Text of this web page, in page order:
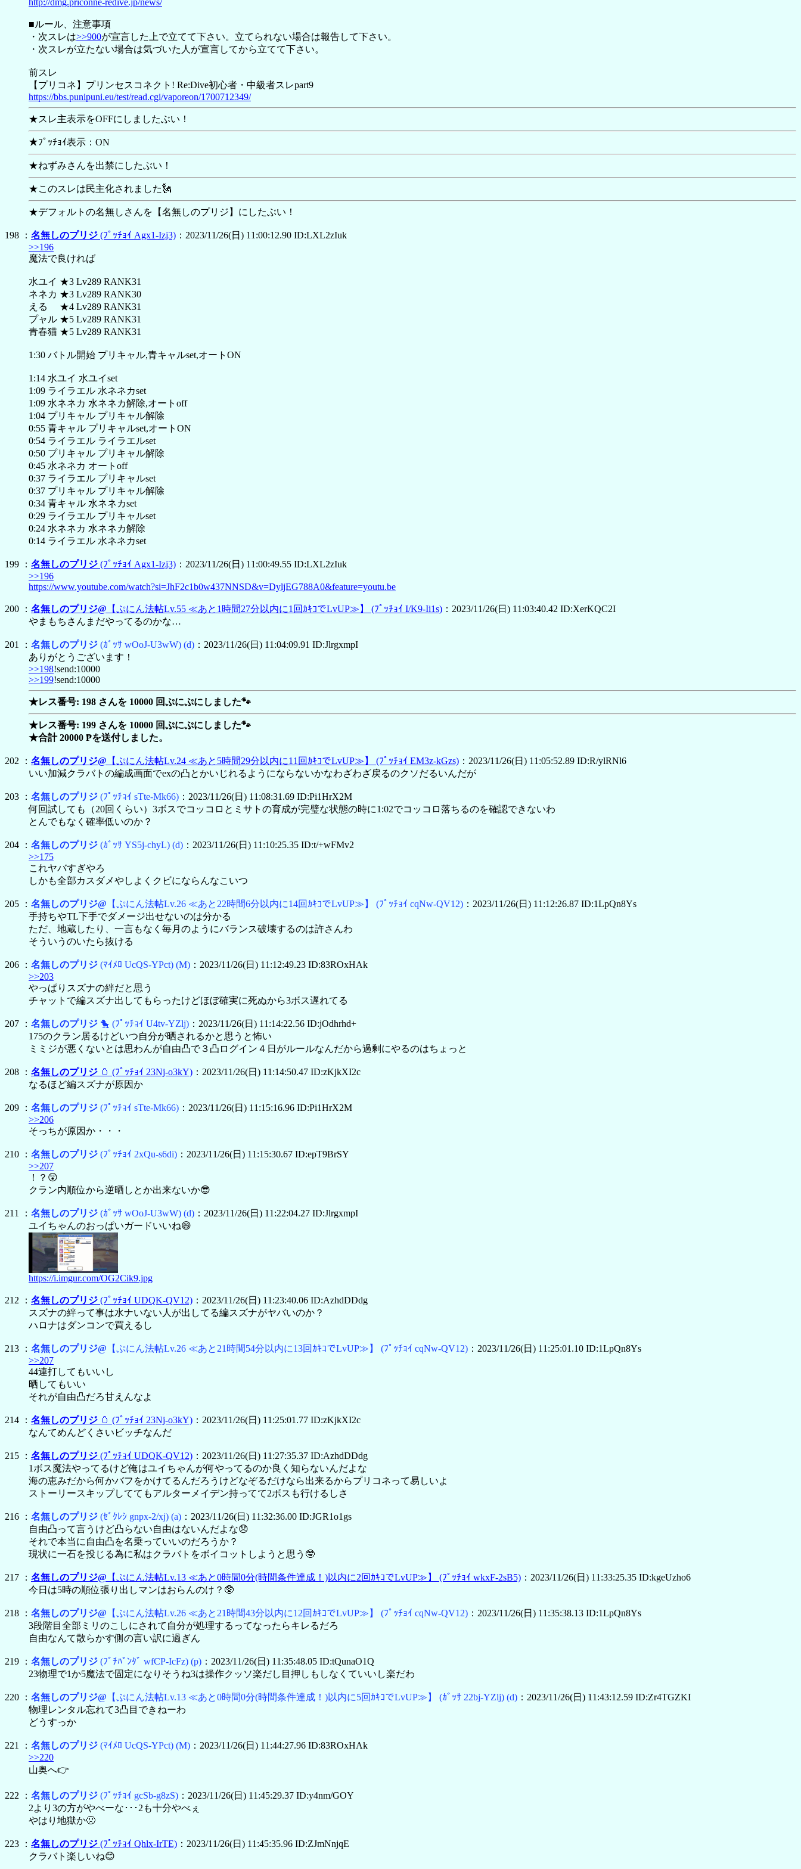
http://dmg.priconne-redive.jp/news/
■ルール、注意事項
・次スレは>>900が宣言した上で立てて下さい。立てられない場合は報告して下さい。
・次スレが立たない場合は気づいた人が宣言してから立てて下さい。
前スレ
【プリコネ】プリンセスコネクト! Re:Dive初心者・中級者スレpart9
https://bbs.punipuni.eu/test/read.cgi/vaporeon/1700712349/
★スレ主表示をOFFにしましたぶい！
★ﾌﾟｯﾁｮｲ表示：ON
★ねずみさんを出禁にしたぶい！
★このスレは民主化されました🗽
★デフォルトの名無しさんを【名無しのプリジ】にしたぶい！
198 ： 名無しのプリジ (ﾌﾟｯﾁｮｲ Agx1-Izj3) ：2023/11/26(日) 11:00:12.90 ID:LXL2zIuk
>>196
魔法で良ければ
水ユイ ★3 Lv289 RANK31
ネネカ ★3 Lv289 RANK30
える ★4 Lv289 RANK31
プャル ★5 Lv289 RANK31
青春猫 ★5 Lv289 RANK31
1:30 バトル開始 プリキャル,青キャルset,オートON
1:14 水ユイ 水ユイset
1:09 ライラエル 水ネネカset
1:09 水ネネカ 水ネネカ解除,オートoff
1:04 プリキャル プリキャル解除
0:55 青キャル プリキャルset,オートON
0:54 ライラエル ライラエルset
0:50 プリキャル プリキャル解除
0:45 水ネネカ オートoff
0:37 ライラエル プリキャルset
0:37 プリキャル プリキャル解除
0:34 青キャル 水ネネカset
0:29 ライラエル プリキャルset
0:24 水ネネカ 水ネネカ解除
0:14 ライラエル 水ネネカset
199 ： 名無しのプリジ (ﾌﾟｯﾁｮｲ Agx1-Izj3) ：2023/11/26(日) 11:00:49.55 ID:LXL2zIuk
>>196
https://www.youtube.com/watch?si=JhF2c1b0w437NNSD&v=DyljEG788A0&feature=youtu.be
200 ： 名無しのプリジ@ 【ぷにん法帖Lv.55 ≪あと1時間27分以内に1回ｶｷｺでLvUP≫】 (ﾌﾟｯﾁｮｲ I/K9-Ii1s) ：2023/11/26(日) 11:03:40.42 ID:XerKQC2I
やまもちさんまだやってるのかな…
201 ： 名無しのプリジ (ｶﾞｯｻ wOoJ-U3wW) (d) ：2023/11/26(日) 11:04:09.91 ID:JlrgxmpI
ありがとうございます！
>>198!send:10000
>>199!send:10000
★レス番号: 198 さんを 10000 回ぷにぷにしました🐾
★レス番号: 199 さんを 10000 回ぷにぷにしました🐾
★合計 20000 ₱を送付しました。
202 ： 名無しのプリジ@ 【ぷにん法帖Lv.24 ≪あと5時間29分以内に11回ｶｷｺでLvUP≫】 (ﾌﾟｯﾁｮｲ EM3z-kGzs) ：2023/11/26(日) 11:05:52.89 ID:R/ylRNl6
いい加減クラバトの編成画面でexの凸とかいじれるようにならないかなわざわざ戻るのクソだるいんだが
203 ： 名無しのプリジ (ﾌﾟｯﾁｮｲ sTte-Mk66) ：2023/11/26(日) 11:08:31.69 ID:Pi1HrX2M
何回試しても（20回くらい）3ボスでコッコロとミサトの育成が完璧な状態の時に1:02でコッコロ落ちるのを確認できないわ
とんでもなく確率低いのか？
204 ： 名無しのプリジ (ｶﾞｯｻ YS5j-chyL) (d) ：2023/11/26(日) 11:10:25.35 ID:t/+wFMv2
>>175
これヤバすぎやろ
しかも全部カスダメやしよくクビにならんなこいつ
205 ： 名無しのプリジ@ 【ぷにん法帖Lv.26 ≪あと22時間6分以内に14回ｶｷｺでLvUP≫】 (ﾌﾟｯﾁｮｲ cqNw-QV12) ：2023/11/26(日) 11:12:26.87 ID:1LpQn8Ys
手持ちやTL下手でダメージ出せないのは分かる
ただ、地蔵したり、一言もなく毎月のようにバランス破壊するのは許さんわ
そういうのいたら抜ける
206 ： 名無しのプリジ (ﾏｲﾒﾛ UcQS-YPct) (M) ：2023/11/26(日) 11:12:49.23 ID:83ROxHAk
>>203
やっぱりスズナの絆だと思う
チャットで編スズナ出してもらったけどほぼ確実に死ぬから3ボス遅れてる
207 ： 名無しのプリジ 🐤 (ﾌﾟｯﾁｮｲ U4tv-YZlj) ：2023/11/26(日) 11:14:22.56 ID:jOdhrhd+
175のクラン居るけどいつ自分が晒されるかと思うと怖い
ミミジが悪くないとは思わんが自由凸で３凸ログイン４日がルールなんだから過剰にやるのはちょっと
208 ： 名無しのプリジ 🥚 (ﾌﾟｯﾁｮｲ 23Nj-o3kY) ：2023/11/26(日) 11:14:50.47 ID:zKjkXI2c
なるほど編スズナが原因か
209 ： 名無しのプリジ (ﾌﾟｯﾁｮｲ sTte-Mk66) ：2023/11/26(日) 11:15:16.96 ID:Pi1HrX2M
>>206
そっちが原因か・・・
210 ： 名無しのプリジ (ﾌﾟｯﾁｮｲ 2xQu-s6di) ：2023/11/26(日) 11:15:30.67 ID:epT9BrSY
>>207
！？😲
クラン内順位から逆晒しとか出来ないか😎
211 ： 名無しのプリジ (ｶﾞｯｻ wOoJ-U3wW) (d) ：2023/11/26(日) 11:22:04.27 ID:JlrgxmpI
ユイちゃんのおっぱいガードいいね😄
https://i.imgur.com/OG2Cik9.jpg
212 ： 名無しのプリジ (ﾌﾟｯﾁｮｲ UDQK-QV12) ：2023/11/26(日) 11:23:40.06 ID:AzhdDDdg
スズナの絆って事は水ナいない人が出してる編スズナがヤバいのか？
ハロナはダンコンで買えるし
213 ： 名無しのプリジ@ 【ぷにん法帖Lv.26 ≪あと21時間54分以内に13回ｶｷｺでLvUP≫】 (ﾌﾟｯﾁｮｲ cqNw-QV12) ：2023/11/26(日) 11:25:01.10 ID:1LpQn8Ys
>>207
44連打してもいいし
晒してもいい
それが自由凸だろ甘えんなよ
214 ： 名無しのプリジ 🥚 (ﾌﾟｯﾁｮｲ 23Nj-o3kY) ：2023/11/26(日) 11:25:01.77 ID:zKjkXI2c
なんてめんどくさいビッチなんだ
215 ： 名無しのプリジ (ﾌﾟｯﾁｮｲ UDQK-QV12) ：2023/11/26(日) 11:27:35.37 ID:AzhdDDdg
1ボス魔法やってるけど俺はユイちゃんが何やってるのか良く知らないんだよな
海の恵みだから何かバフをかけてるんだろうけどなぞるだけなら出来るからプリコネって易しいよ
ストーリースキップしててもアルターメイデン持ってて2ボスも行けるしさ
216 ： 名無しのプリジ (ｾﾞｸﾚｼ gnpx-2/xj) (a) ：2023/11/26(日) 11:32:36.00 ID:JGR1o1gs
自由凸って言うけど凸らない自由はないんだよな😞
それで本当に自由凸を名乗っていいのだろうか？
現状に一石を投じる為に私はクラバトをボイコットしようと思う🤓
217 ： 名無しのプリジ@ 【ぷにん法帖Lv.13 ≪あと0時間0分(時間条件達成！)以内に2回ｶｷｺでLvUP≫】 (ﾌﾟｯﾁｮｲ wkxF-2sB5) ：2023/11/26(日) 11:33:25.35 ID:kgeUzho6
今日は5時の順位張り出しマンはおらんのけ？🥸
218 ： 名無しのプリジ@ 【ぷにん法帖Lv.26 ≪あと21時間43分以内に12回ｶｷｺでLvUP≫】 (ﾌﾟｯﾁｮｲ cqNw-QV12) ：2023/11/26(日) 11:35:38.13 ID:1LpQn8Ys
3段階目全部ミリのこしにされて自分が処理するってなったらキレるだろ
自由なんて散らかす側の言い訳に過ぎん
219 ： 名無しのプリジ (ﾌﾞﾁﾊﾟﾝﾀﾞ wfCP-IcFz) (p) ：2023/11/26(日) 11:35:48.05 ID:tQunaO1Q
23物理で1か5魔法で固定になりそうね3は操作クッソ楽だし目押しもしなくていいし楽だわ
220 ： 名無しのプリジ@ 【ぷにん法帖Lv.13 ≪あと0時間0分(時間条件達成！)以内に5回ｶｷｺでLvUP≫】 (ｶﾞｯｻ 22bj-YZlj) (d) ：2023/11/26(日) 11:43:12.59 ID:Zr4TGZKI
物理レンタル忘れて3凸目できねーわ
どうすっか
221 ： 名無しのプリジ (ﾏｲﾒﾛ UcQS-YPct) (M) ：2023/11/26(日) 11:44:27.96 ID:83ROxHAk
>>220
山奥へ👉
222 ： 名無しのプリジ (ﾌﾟｯﾁｮｲ gcSb-g8zS) ：2023/11/26(日) 11:45:29.37 ID:y4nm/GOY
2より3の方がやべーな･･･2も十分やべぇ
やはり地獄か🤢
223 ： 名無しのプリジ (ﾌﾟｯﾁｮｲ Qhlx-IrTE) ：2023/11/26(日) 11:45:35.96 ID:ZJmNnjqE
クラバト楽しいね😊